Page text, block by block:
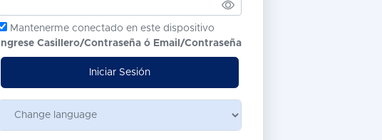
Mantenerme conectado en este dispositivo
Ingrese Casillero/Contraseña ó Email/Contraseña
Iniciar Sesión